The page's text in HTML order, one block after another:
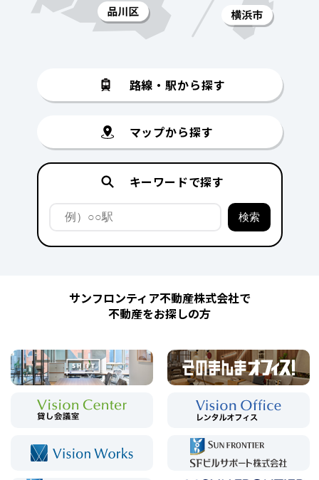
路線・駅から探す
マップから探す
キーワードで探す
サンフロンティア不動産株式会社で
不動産をお探しの方